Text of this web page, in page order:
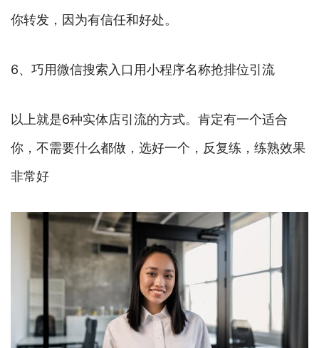
你转发，因为有信任和好处。
6、巧用微信搜索入口用小程序名称抢排位引流
以上就是6种实体店引流的方式。肯定有一个适合
你，不需要什么都做，选好一个，反复练，练熟效果
非常好